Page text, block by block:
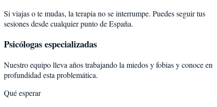
Si viajas o te mudas, la terapia no se interrumpe. Puedes seguir tus
sesiones desde cualquier punto de España.
Psicólogas especializadas
Nuestro equipo lleva años trabajando la miedos y fobias y conoce en
profundidad esta problemática.
Qué esperar